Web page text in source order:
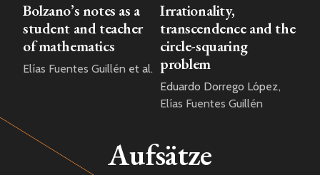
Bolzano’s notes as a
student and teacher
of mathematics
Elías Fuentes Guillén et al.
Irrationality,
transcendence and the
circle-squaring
problem
Eduardo Dorrego López,
Elías Fuentes Guillén
Aufsätze